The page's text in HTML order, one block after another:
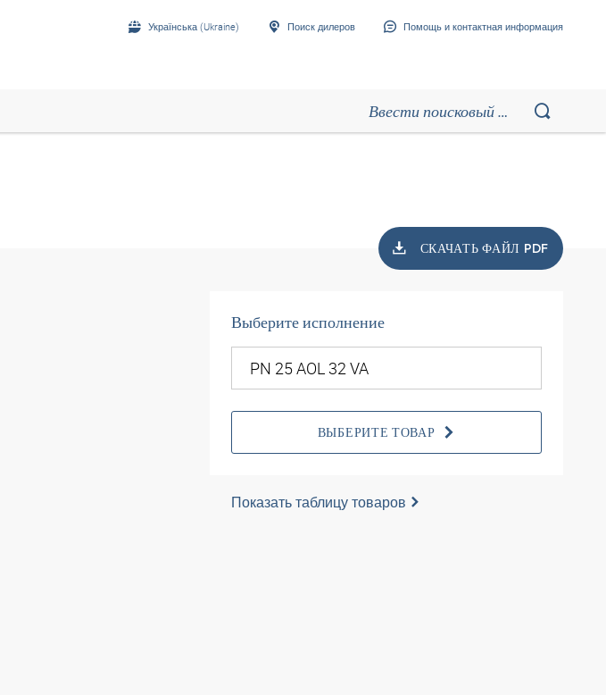
Українська (Ukraine) Поиск дилеров Помощь и контактная информация
СКАЧАТЬ ФАЙЛ PDF
Выберите исполнение
ВЫБЕРИТЕ ТОВАР
Показать таблицу товаров